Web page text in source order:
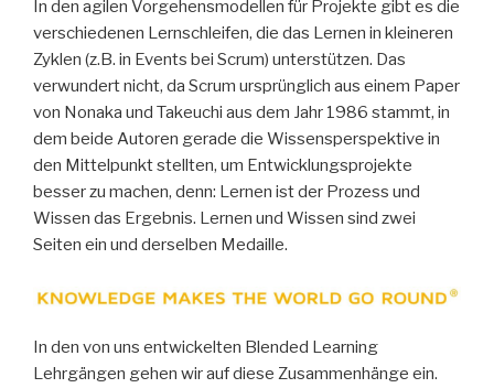
In den agilen Vorgehensmodellen für Projekte gibt es die
verschiedenen Lernschleifen, die das Lernen in kleineren
Zyklen (z.B. in Events bei Scrum) unterstützen. Das
verwundert nicht, da Scrum ursprünglich aus einem Paper
von Nonaka und Takeuchi aus dem Jahr 1986 stammt, in
dem beide Autoren gerade die Wissensperspektive in
den Mittelpunkt stellten, um Entwicklungsprojekte
besser zu machen, denn: Lernen ist der Prozess und
Wissen das Ergebnis. Lernen und Wissen sind zwei
Seiten ein und derselben Medaille.
In den von uns entwickelten Blended Learning
Lehrgängen gehen wir auf diese Zusammenhänge ein.